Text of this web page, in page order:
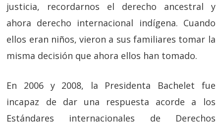
justicia, recordarnos el derecho ancestral y
ahora derecho internacional indígena. Cuando
ellos eran niños, vieron a sus familiares tomar la
misma decisión que ahora ellos han tomado.
En 2006 y 2008, la Presidenta Bachelet fue
incapaz de dar una respuesta acorde a los
Estándares internacionales de Derechos